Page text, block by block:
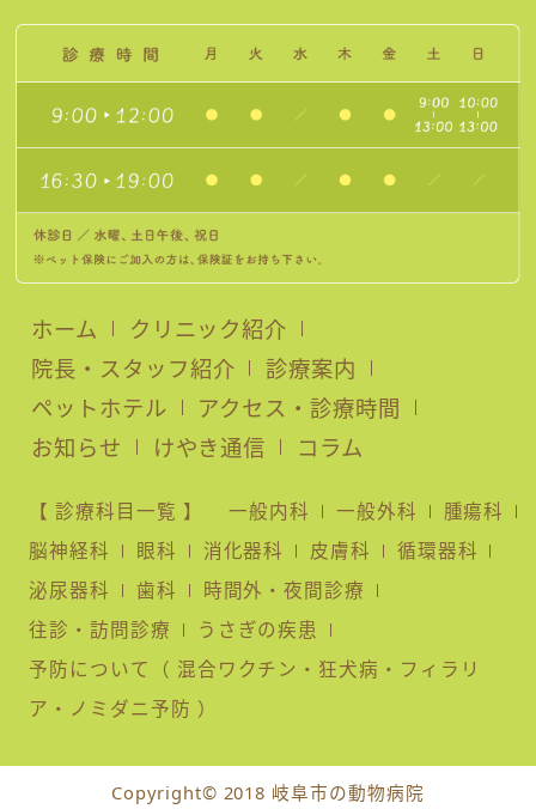
ホーム
クリニック紹介
院長・スタッフ紹介
診療案内
ペットホテル
アクセス・診療時間
お知らせ
けやき通信 コラム
【 診療科目一覧 】 一般内科 一般外科
腫瘍科
脳神経科
眼科 消化器科 皮膚科
循環器科
泌尿器科
歯科
時間外・夜間診療
往診・訪問診療
うさぎの疾患
予防について（ 混合ワクチン・狂犬病・フィラリ
ア・ノミダニ予防 ）
Copyright© 2018 岐阜市の動物病院